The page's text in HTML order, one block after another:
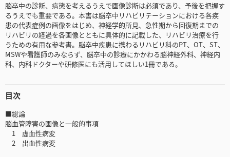
脳卒中の診断、病態を考えるうえで画像診断は必須であり、予後を把握す
るうえでも重要である。本書は脳卒中リハビリテーションにおける各疾
患の代表症例の画像をはじめ、神経学的所見、急性期から回復期までの
リハビリの経過を各画像とともに具体的に記載した、リハビリ治療を行
うための有用な参考書。脳卒中疾患に携わるリハビリ科のPT、OT、ST、
MSWや看護師のみならず、脳卒中の診療にかかわる脳神経外科、神経内
科、内科ドクターや研修医にも活用してほしい1冊である。
目次
■総論
脳血管障害の画像と一般的事項
1 虚血性病変
2 出血性病変